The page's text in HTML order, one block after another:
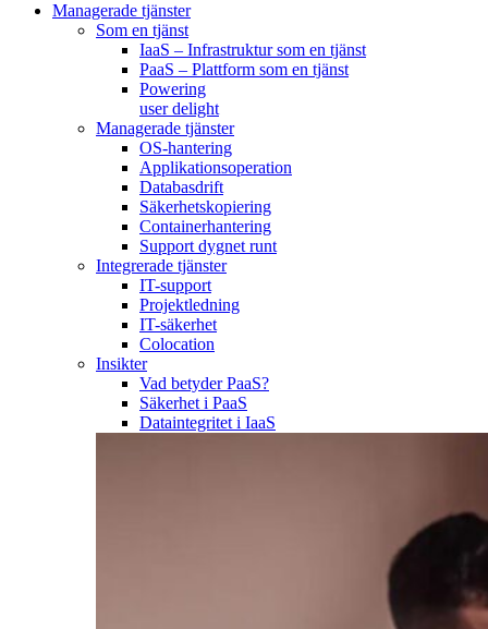
Managerade tjänster
Som en tjänst
IaaS – Infrastruktur som en tjänst
PaaS – Plattform som en tjänst
Powering
user delight
Managerade tjänster
OS-hantering
Applikationsoperation
Databasdrift
Säkerhetskopiering
Containerhantering
Support dygnet runt
Integrerade tjänster
IT-support
Projektledning
IT-säkerhet
Colocation
Insikter
Vad betyder PaaS?
Säkerhet i PaaS
Dataintegritet i IaaS